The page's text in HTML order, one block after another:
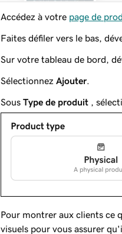
Accédez à votre page de
Faites défiler vers le bas,
Sur votre tableau de bord,
Sélectionnez Ajouter
Sous Type de produit ,
Pour montrer aux clients ce
visuels pour vous assurer